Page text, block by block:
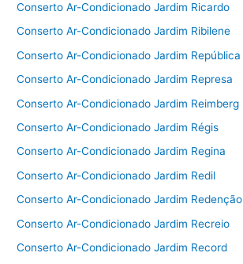
Conserto Ar-Condicionado Jardim Ricardo
Conserto Ar-Condicionado Jardim Ribilene
Conserto Ar-Condicionado Jardim República
Conserto Ar-Condicionado Jardim Represa
Conserto Ar-Condicionado Jardim Reimberg
Conserto Ar-Condicionado Jardim Régis
Conserto Ar-Condicionado Jardim Regina
Conserto Ar-Condicionado Jardim Redil
Conserto Ar-Condicionado Jardim Redenção
Conserto Ar-Condicionado Jardim Recreio
Conserto Ar-Condicionado Jardim Record